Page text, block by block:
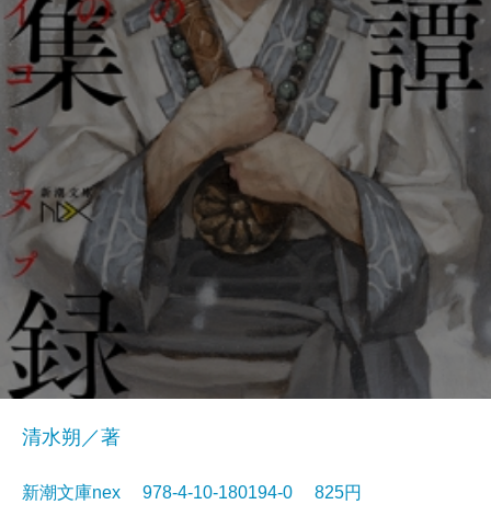
清水朔／著
新潮文庫nex 978-4-10-180194-0 825円